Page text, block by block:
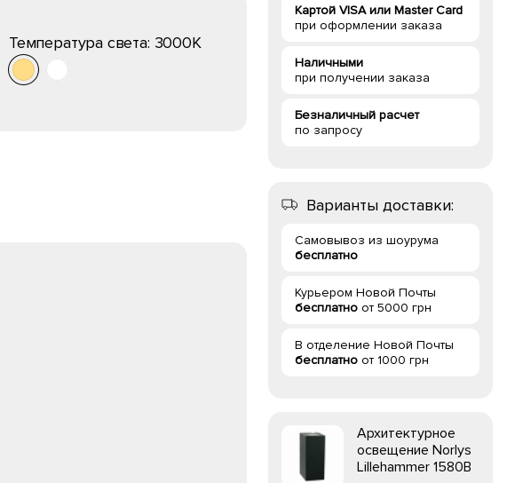
Температура света: 3000K
Картой VISA или Master Card
при оформлении заказа
Наличными
при получении заказа
Безналичный расчет
по запросу
Варианты доставки:
Самовывоз из шоурума
бесплатно
Курьером Новой Почты
бесплатно от 5000 грн
В отделение Новой Почты
бесплатно от 1000 грн
Архитектурное
освещение Norlys
Lillehammer 1580B